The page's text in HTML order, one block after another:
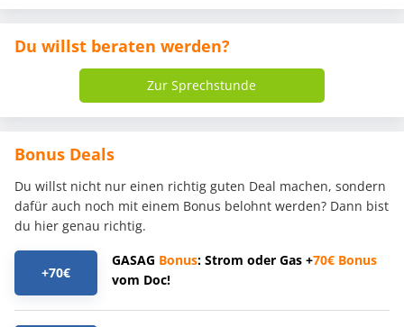
Du willst beraten werden?
Zur Sprechstunde
Bonus Deals
Du willst nicht nur einen richtig guten Deal machen, sondern
dafür auch noch mit einem Bonus belohnt werden? Dann bist
du hier genau richtig.
+70€
GASAG Bonus: Strom oder Gas +70€ Bonus
vom Doc!